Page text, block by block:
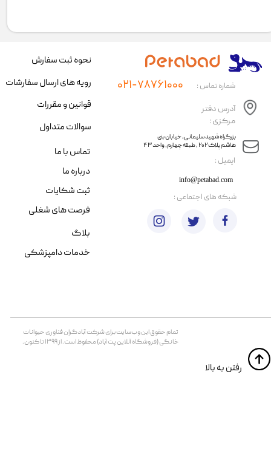
​ایمیل :
آدرس دفتر
مرکزی :
info@petabad.com
​​بزرگراه شهید سلیمانی، خیابان بنی
هاشم پلاک ۲۰۲ ، طبقه چهارم، واحد ۴۳
شماره تماس : ۰۲۱-۷۸۷۶۱۰۰۰
تمام حقوق اين وب‌سايت برای شرکت آبادگران فناوری حیوانات
خانگی (فروشگاه آنلاین پت آباد) محفوظ است. از ۱۳۹۹ تا کنون.
​​رفتن به بالا
نحوه ثبت سفارش
رویه های ارسال سفارشات
قوانین و مقررات
سوالات متداول
تماس با ما
درباره ما
ثبت شکایات
فرصت های شغلی
​شبکه های اجتماعی :
بلاگ
خدمات دامپزشکی